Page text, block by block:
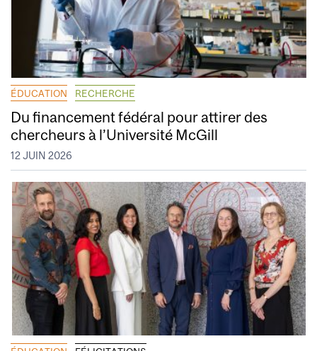
ÉDUCATION RECHERCHE
Du financement fédéral pour attirer des
chercheurs à l’Université McGill
12 JUIN 2026